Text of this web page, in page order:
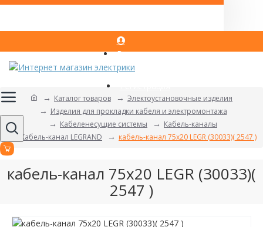
Вход
Каталог товаров
Электоустановочные изделия
Изделия для прокладки кабеля и электромонтажа
Кабеленесущие системы
Кабель-каналы
Кабель-канал LEGRAND
кабель-канал 75х20 LEGR (30033)( 2547 )
кабель-канал 75х20 LEGR (30033)(
2547 )